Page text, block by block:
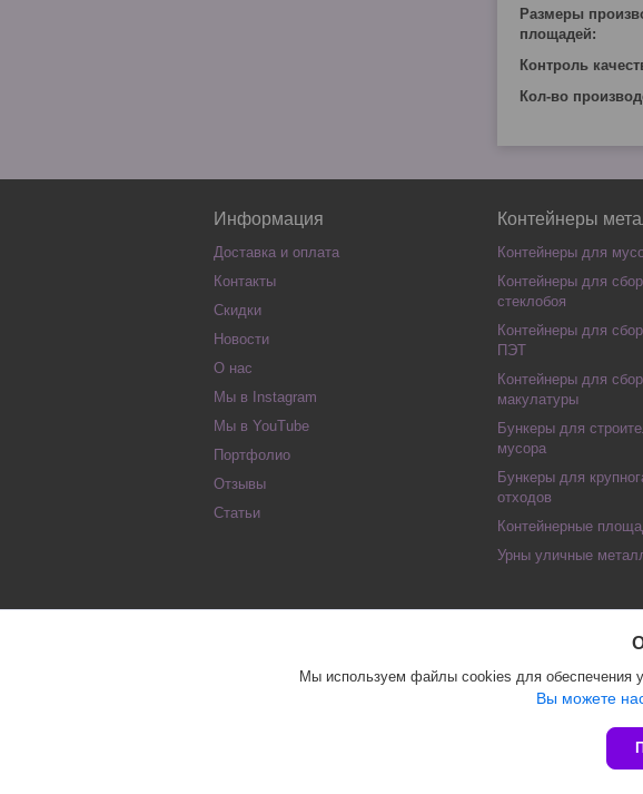
Размеры
площадей:
Контроль
Кол-во
Информация
Доставка и оплата
Контакты
Скидки
Новости
О нас
Мы в Instagram
Мы в YouTube
Портфолио
Отзывы
Статьи
Контейнеры
Контейнеры для
Контейнеры для
стеклобоя
Контейнеры для
ПЭТ
Контейнеры для
макулатуры
Бункеры для
мусора
Бункеры для
отходов
Контейнерные
Урны уличные
Мы используем файлы cookies для обеспечения
Вы можете
Частное